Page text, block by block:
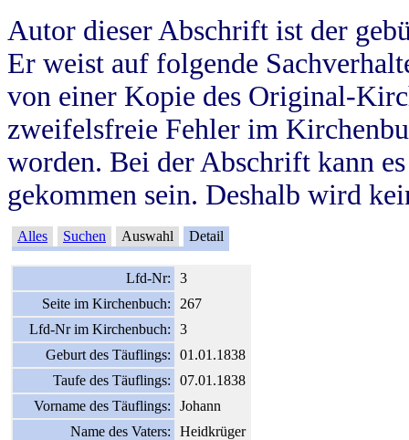
Autor dieser Abschrift ist der
Er weist auf folgende
von einer Kopie des Original-
zweifelsfreie Fehler im
worden. Bei der Abschrift kann
gekommen sein. Deshalb wird
Alles Suchen Auswahl Detail
Lfd-Nr:
3
Seite im Kirchenbuch:
267
Lfd-Nr im Kirchenbuch:
3
Geburt des Täuflings:
01.01.1838
Taufe des Täuflings:
07.01.1838
Vorname des Täuflings:
Johann
Name des Vaters:
Heidkrüger